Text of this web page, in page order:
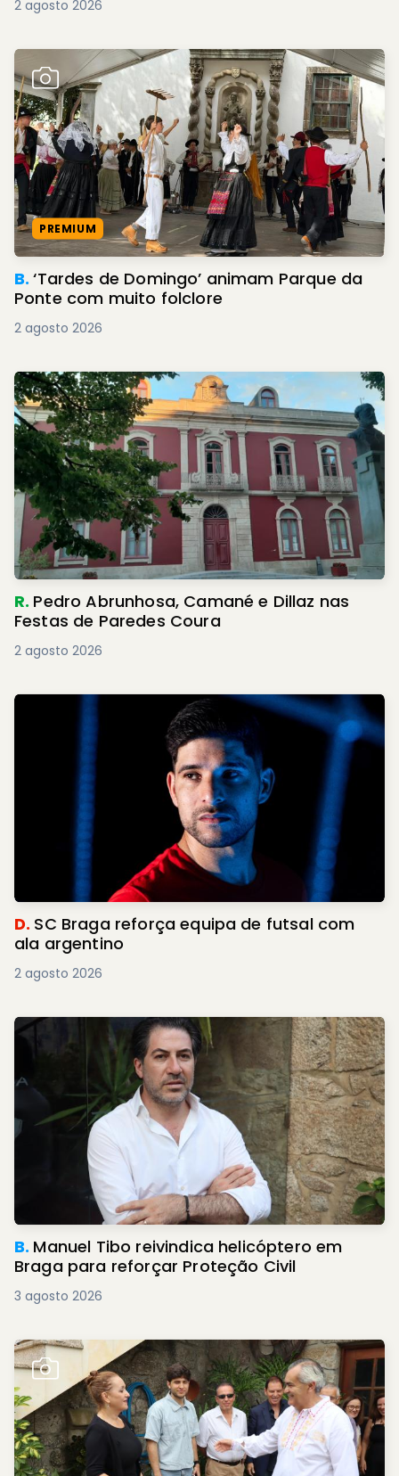
2 agosto 2026
PREMIUM
B.‘Tardes de Domingo’ animam Parque da
Ponte com muito folclore
2 agosto 2026
R. Pedro Abrunhosa, Camané e Dillaz nas
Festas de Paredes Coura
2 agosto 2026
D. SC Braga reforça equipa de futsal com
ala argentino
2 agosto 2026
B. Manuel Tibo reivindica helicóptero em
Braga para reforçar Proteção Civil
3 agosto 2026